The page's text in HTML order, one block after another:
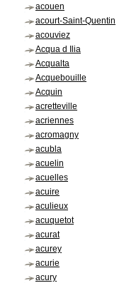
acouen
acourt-Saint-Quentin
acouviez
Acqua d Ilia
Acqualta
Acquebouille
Acquin
acretteville
acriennes
acromagny
acubla
acuelin
acuelles
acuire
aculieux
acuquetot
acurat
acurey
acurie
acury